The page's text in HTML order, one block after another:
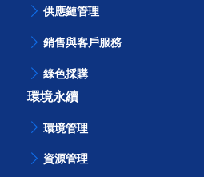
供應鏈管理
銷售與客戶服務
綠色採購
環境永續
環境管理
資源管理